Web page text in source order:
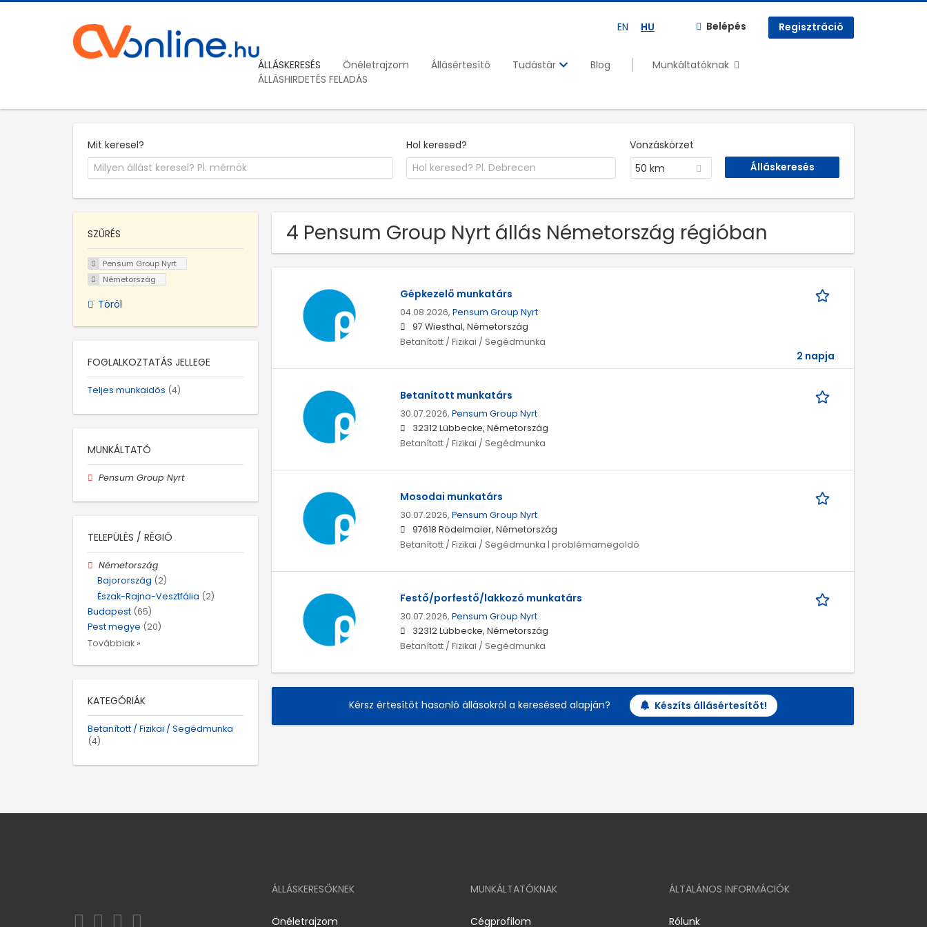
EN HU Belépés Regisztráció
ÁLLÁSKERESÉS Önéletrajzom Állásértesítő Tudástár Blog
Munkáltatóknak
ÁLLÁSHIRDETÉS FELADÁS
Mit keresel? Hol keresed?
Vonzáskörzet
50 km
4 Pensum Group Nyrt állás Németország régióban
Gépkezelő munkatárs
04.08.2026, Pensum Group Nyrt
97 Wiesthal, Németország
Betanított / Fizikai / Segédmunka
2 napja
Betanított munkatárs
30.07.2026, Pensum Group Nyrt
32312 Lübbecke, Németország
Betanított / Fizikai / Segédmunka
Mosodai munkatárs
30.07.2026, Pensum Group Nyrt
97618 Rödelmaier, Németország
Betanított / Fizikai / Segédmunka | problémamegoldó
Festő/porfestő/lakkozó munkatárs
30.07.2026, Pensum Group Nyrt
32312 Lübbecke, Németország
Betanított / Fizikai / Segédmunka
Kérsz értesítőt hasonló állásokról a keresésed alapján? Készíts állásértesítőt!
SZŰRÉS
Pensum Group Nyrt
Németország
Töröl
FOGLALKOZTATÁS JELLEGE
Teljes munkaidős (4)
MUNKÁLTATÓ
Pensum Group Nyrt
TELEPÜLÉS / RÉGIÓ
Németország
Bajorország (2)
Észak-Rajna-Vesztfália (2)
Budapest (65)
Pest megye (20)
Továbbiak »
KATEGÓRIÁK
Betanított / Fizikai / Segédmunka
(4)
ÁLLÁSKERESŐKNEK
Önéletrajzom
MUNKÁLTATÓKNAK
Cégprofilom
ÁLTALÁNOS INFORMÁCIÓK
Rólunk